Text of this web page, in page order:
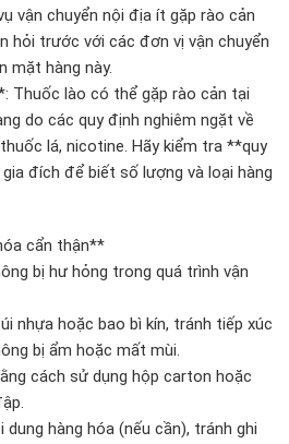
vận chuyển nội địa ít gặp rào cản
hỏi trước với các đơn vị vận chuyển
mặt hàng này.
Thuốc lào có thể gặp rào cản tại
do các quy định nghiêm ngặt về
lá, nicotine. Hãy kiểm tra **quy
đích để biết số lượng và loại hàng
cẩn thận**
bị hư hỏng trong quá trình vận
nhựa hoặc bao bì kín, tránh tiếp xúc
bị ẩm hoặc mất mùi.
cách sử dụng hộp carton hoặc
hàng hóa (nếu cần), tránh ghi